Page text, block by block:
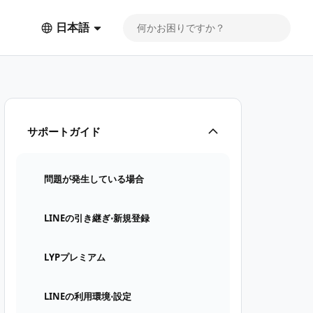
日本語
サポートガイド
問題が発生している場合
LINEの引き継ぎ⋅新規登録
LYPプレミアム
LINEの利用環境⋅設定